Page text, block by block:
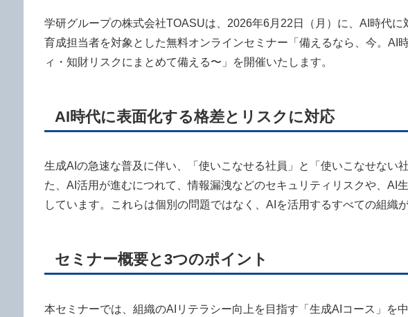
学研グループの株式会社TOASUは、2026年6月22日（月）に、AI時代
育成担当者を対象とした無料オンラインセミナー「備えるなら、今。AI
ィ・知財リスクにまとめて備える〜」を開催いたします。
AI時代に表面化する格差とリスクに対応
生成AIの急速な普及に伴い、「使いこなせる社員」と「使いこなせない
た、AI活用が進むにつれて、情報漏洩などのセキュリティリスクや、AI
しています。これらは個別の問題ではなく、AIを活用するすべての組織
セミナー概要と3つのポイント
本セミナーでは、組織のAIリテラシー向上を目指す「生成AIコース」を